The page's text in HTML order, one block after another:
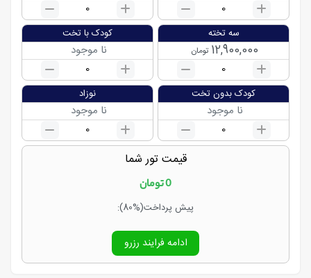
0
0
سه تخته
12,900,000 تومان
0
کودک با تخت
نا موجود
0
کودک بدون تخت
نا موجود
0
نوزاد
نا موجود
0
قیمت تور شما
0تومان
پیش پرداخت(80%)
:
ادامه فرایند رزرو